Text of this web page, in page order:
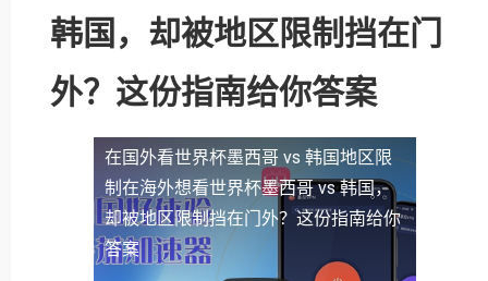
韩国，却被地区限制挡在门
外？这份指南给你答案
在国外看世界杯墨西哥 vs 韩国地区限
制 在海外想看世界杯墨西哥 vs 韩国，
却被地区限制挡在门外？这份指南给你
答案